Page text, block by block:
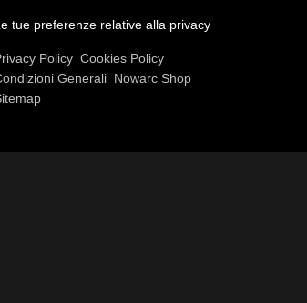
tue preferenze relative alla privacy
Policy Cookies Policy
Generali Nowarc Shop